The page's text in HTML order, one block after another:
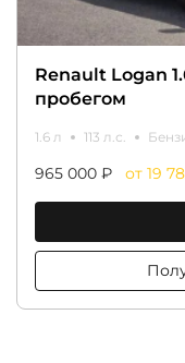
Renault Logan
пробегом
1.6 л 113 л.с.
965 000 ₽ от 19